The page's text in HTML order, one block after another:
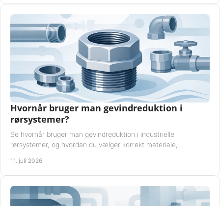
Hvornår bruger man gevindreduktion i
rørsystemer?
Se hvornår bruger man gevindreduktion i industrielle
rørsystemer, og hvordan du vælger korrekt materiale,
11. juli 2026